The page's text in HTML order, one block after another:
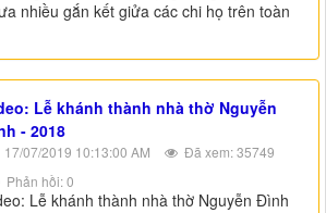
nhiều gắn kết giửa các chi họ trên toàn
Lễ khánh thành nhà thờ Nguyễn
- 2018
17/07/2019 10:13:00 AM
Đã xem: 35749
Phản hồi: 0
Lễ khánh thành nhà thờ Nguyễn Đình